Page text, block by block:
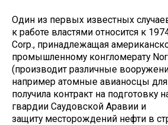
Один из первых известных
к работе властями относится к
Corp., принадлежащая
промышленному конгломерату
(производит различные
например атомные авианосцы
получила контракт на подготовку
гвардии Саудовской Аравии и
защиту месторождений нефти в